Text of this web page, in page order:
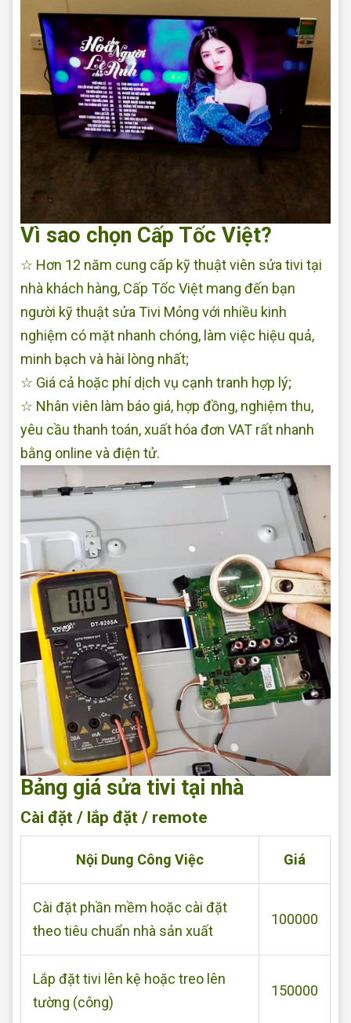
Vì sao chọn Cấp Tốc Việt?
☆ Hơn 12 năm cung cấp kỹ thuật viên sửa tivi tại
nhà khách hàng, Cấp Tốc Việt mang đến bạn
người kỹ thuật sửa Tivi Mỏng với nhiều kinh
nghiệm có mặt nhanh chóng, làm việc hiệu quả,
minh bạch và hài lòng nhất;
☆ Giá cả hoặc phí dịch vụ cạnh tranh hợp lý;
☆ Nhân viên làm báo giá, hợp đồng, nghiệm thu,
yêu cầu thanh toán, xuất hóa đơn VAT rất nhanh
bằng online và điện tử.
Bảng giá sửa tivi tại nhà
Cài đặt / lắp đặt / remote
Nội Dung Công Việc Giá
Cài đặt phần mềm hoặc cài đặt
theo tiêu chuẩn nhà sản xuất
100000
Lắp đặt tivi lên kệ hoặc treo lên
tường (công)
150000